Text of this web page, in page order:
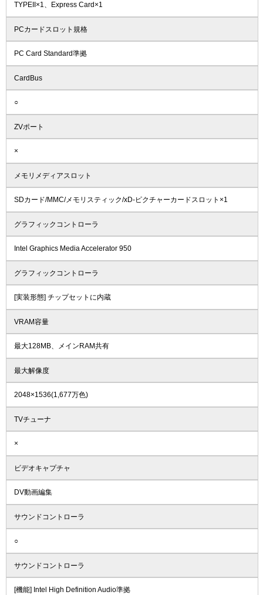
TYPEII×1、Express Card×1
PCカードスロット規格
PC Card Standard準拠
CardBus
○
ZVポート
×
メモリメディアスロット
SDカード/MMC/メモリスティック/xD-ピクチャーカードスロット×1
グラフィックコントローラ
Intel Graphics Media Accelerator 950
グラフィックコントローラ
[実装形態] チップセットに内蔵
VRAM容量
最大128MB、メインRAM共有
最大解像度
2048×1536(1,677万色)
TVチューナ
×
ビデオキャプチャ
DV動画編集
サウンドコントローラ
○
サウンドコントローラ
[機能] Intel High Definition Audio準拠